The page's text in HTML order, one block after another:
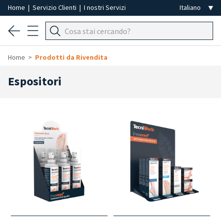
Home | Servizio Clienti | I nostri Servizi
Home Prodotti da Rivendita
Espositori